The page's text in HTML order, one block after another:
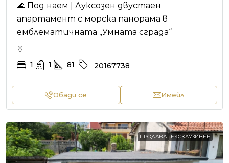
🌊 Под наем | Луксозен двустаен
апартамент с морска панорама в
емблематичната „Умната сграда“
1 1 81 20167738
Обади се Имейл
ПРОДАВА ЕКСКЛУЗИВЕН